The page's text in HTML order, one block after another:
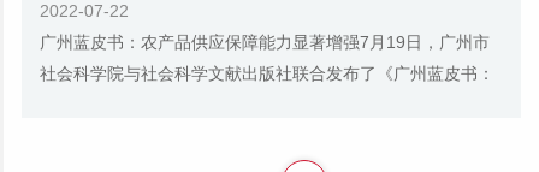
2022-07-22
广州蓝皮书：农产品供应保障能力显著增强7月19日，广州市
社会科学院与社会科学文献出版社联合发布了《广州蓝皮书：